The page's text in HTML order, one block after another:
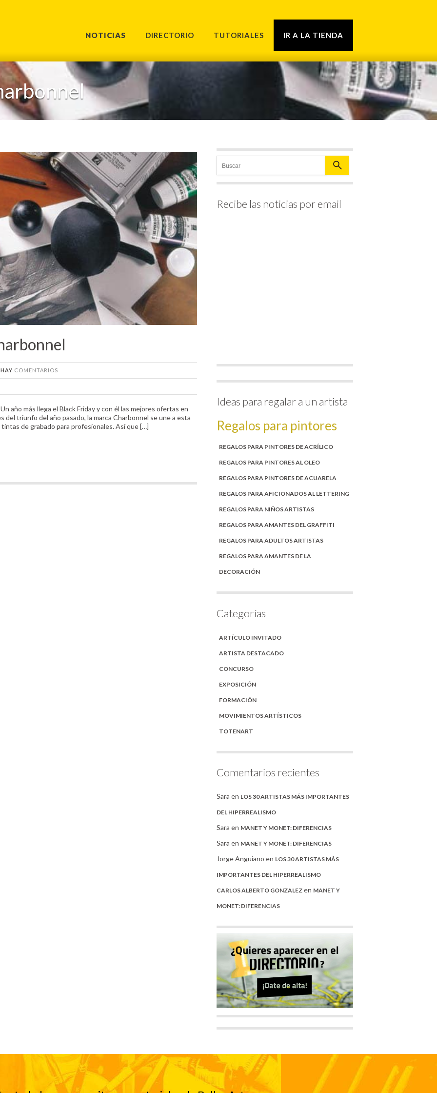
NOTICIAS DIRECTORIO TUTORIALES IR A LA TIENDA
COMENTARIOS
año más llega el Black Friday y con él las mejores ofertas en
triunfo del año pasado, la marca Charbonnel se une a esta
de grabado para profesionales. Así que […]
Recibe las noticias por email
Ideas para regalar a un artista
Regalos para pintores
REGALOS PARA PINTORES DE ACRÍLICO
REGALOS PARA PINTORES AL OLEO
REGALOS PARA PINTORES DE ACUARELA
REGALOS PARA AFICIONADOS AL LETTERING
REGALOS PARA NIÑOS ARTISTAS
REGALOS PARA AMANTES DEL GRAFFITI
REGALOS PARA ADULTOS ARTISTAS
REGALOS PARA AMANTES DE LA
DECORACIÓN
Categorías
ARTÍCULO INVITADO
ARTISTA DESTACADO
CONCURSO
EXPOSICIÓN
FORMACIÓN
MOVIMIENTOS ARTÍSTICOS
TOTENART
Comentarios recientes
Sara en LOS 30 ARTISTAS MÁS IMPORTANTES
DEL HIPERREALISMO
Sara en MANET Y MONET: DIFERENCIAS
Sara en MANET Y MONET: DIFERENCIAS
Jorge Anguiano en LOS 30 ARTISTAS MÁS
IMPORTANTES DEL HIPERREALISMO
CARLOS ALBERTO GONZALEZ en MANET Y
MONET: DIFERENCIAS